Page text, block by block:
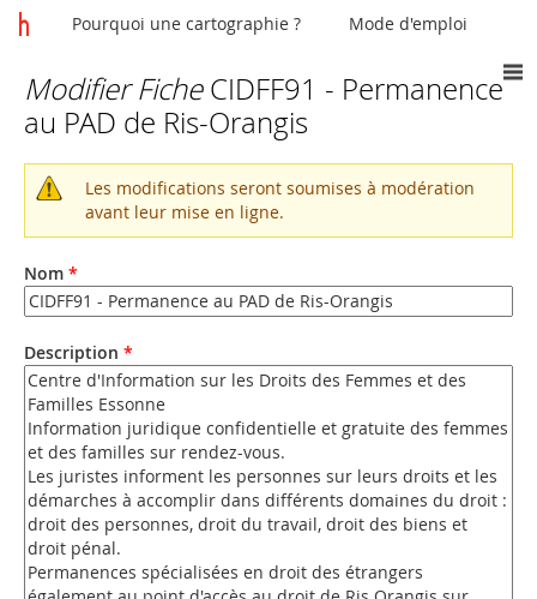
Vous
êtes
ici
Modifier FicheCIDFF91 - Permanence
au PAD de Ris-Orangis
Message
d'avertissement
Les modifications seront soumises à modération
avant leur mise en ligne.
Nom *
Description *
Pourquoi une cartographie ? Mode d'emploi